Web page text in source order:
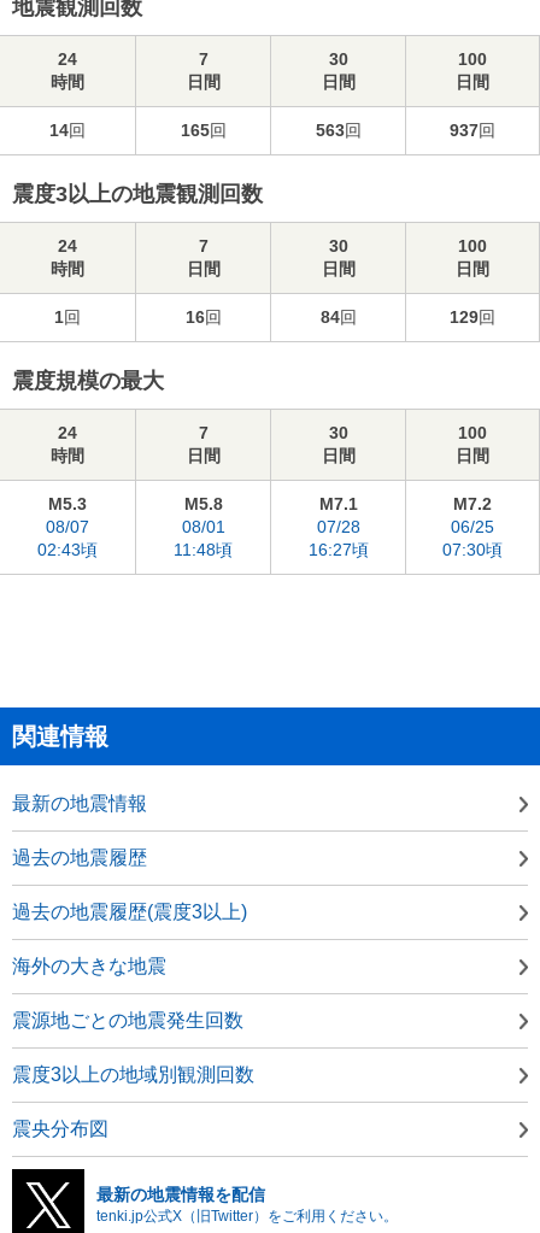
地震観測回数
24
時間
7
日間
30
日間
100
日間
14回 165回 563回 937回
震度3以上の地震観測回数
24
時間
7
日間
30
日間
100
日間
1回 16回 84回 129回
震度規模の最大
24
時間
7
日間
30
日間
100
日間
M5.3
08/07
02:43頃
M5.8
08/01
11:48頃
M7.1
07/28
16:27頃
M7.2
06/25
07:30頃
関連情報
最新の地震情報
過去の地震履歴
過去の地震履歴(震度3以上)
海外の大きな地震
震源地ごとの地震発生回数
震度3以上の地域別観測回数
震央分布図
最新の地震情報を配信
tenki.jp公式X（旧Twitter）をご利用ください。